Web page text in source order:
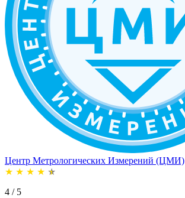
Центр Метрологических Измерений (ЦМИ)
★ ★ ★ ★ ★
4 / 5